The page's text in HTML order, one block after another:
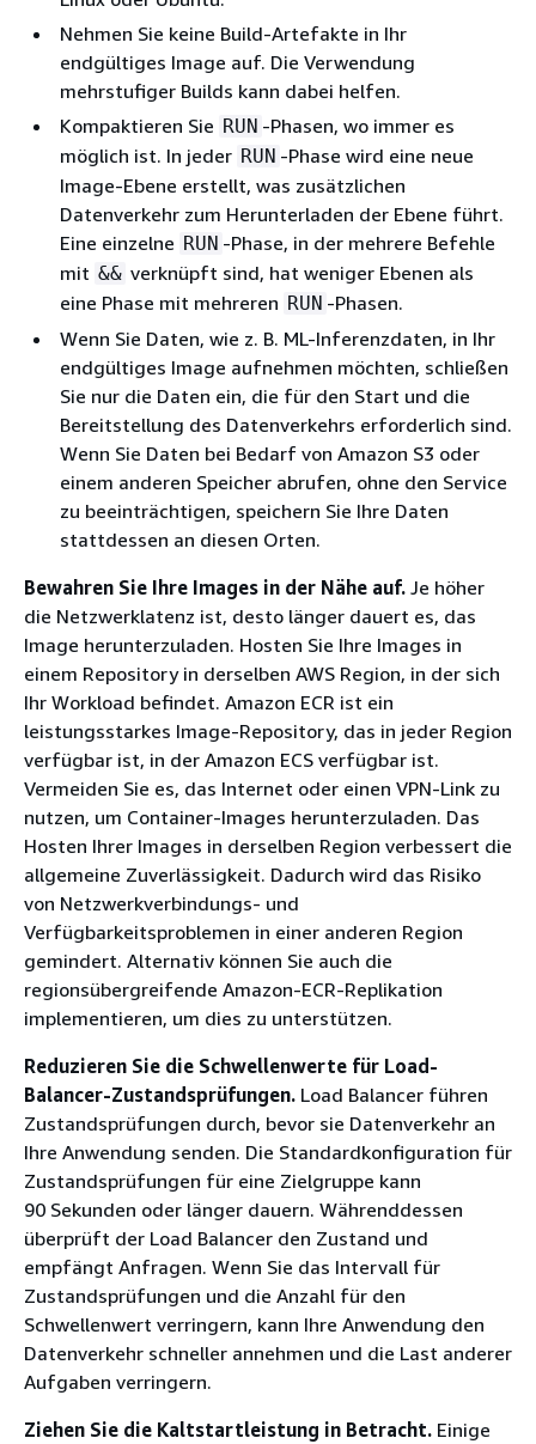
Nehmen Sie keine Build-Artefakte in Ihr
endgültiges Image auf. Die Verwendung
mehrstufiger Builds kann dabei helfen.
Kompaktieren Sie RUN -Phasen, wo immer es
möglich ist. In jeder RUN -Phase wird eine neue
Image-Ebene erstellt, was zusätzlichen
Datenverkehr zum Herunterladen der Ebene führt.
Eine einzelne RUN -Phase, in der mehrere Befehle
mit && verknüpft sind, hat weniger Ebenen als
eine Phase mit mehreren RUN -Phasen.
Wenn Sie Daten, wie z. B. ML-Inferenzdaten, in Ihr
endgültiges Image aufnehmen möchten, schließen
Sie nur die Daten ein, die für den Start und die
Bereitstellung des Datenverkehrs erforderlich sind.
Wenn Sie Daten bei Bedarf von Amazon S3 oder
einem anderen Speicher abrufen, ohne den Service
zu beeinträchtigen, speichern Sie Ihre Daten
stattdessen an diesen Orten.
Bewahren Sie Ihre Images in der Nähe auf. Je höher
die Netzwerklatenz ist, desto länger dauert es, das
Image herunterzuladen. Hosten Sie Ihre Images in
einem Repository in derselben AWS Region, in der sich
Ihr Workload befindet. Amazon ECR ist ein
leistungsstarkes Image-Repository, das in jeder Region
verfügbar ist, in der Amazon ECS verfügbar ist.
Vermeiden Sie es, das Internet oder einen VPN-Link zu
nutzen, um Container-Images herunterzuladen. Das
Hosten Ihrer Images in derselben Region verbessert die
allgemeine Zuverlässigkeit. Dadurch wird das Risiko
von Netzwerkverbindungs- und
Verfügbarkeitsproblemen in einer anderen Region
gemindert. Alternativ können Sie auch die
regionsübergreifende Amazon-ECR-Replikation
implementieren, um dies zu unterstützen.
Reduzieren Sie die Schwellenwerte für Load-
Balancer-Zustandsprüfungen. Load Balancer führen
Zustandsprüfungen durch, bevor sie Datenverkehr an
Ihre Anwendung senden. Die Standardkonfiguration für
Zustandsprüfungen für eine Zielgruppe kann
90 Sekunden oder länger dauern. Währenddessen
überprüft der Load Balancer den Zustand und
empfängt Anfragen. Wenn Sie das Intervall für
Zustandsprüfungen und die Anzahl für den
Schwellenwert verringern, kann Ihre Anwendung den
Datenverkehr schneller annehmen und die Last anderer
Aufgaben verringern.
Ziehen Sie die Kaltstartleistung in Betracht. Einige